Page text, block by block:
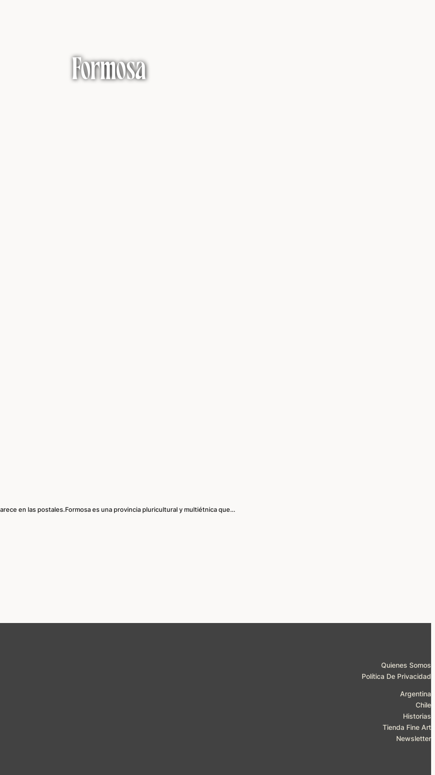
Formosa
en las postales.Formosa es una provincia pluricultural y multiétnica que…
Quienes Somos
Política De Privacidad
Argentina
Chile
Historias
Tienda Fine Art
Newsletter